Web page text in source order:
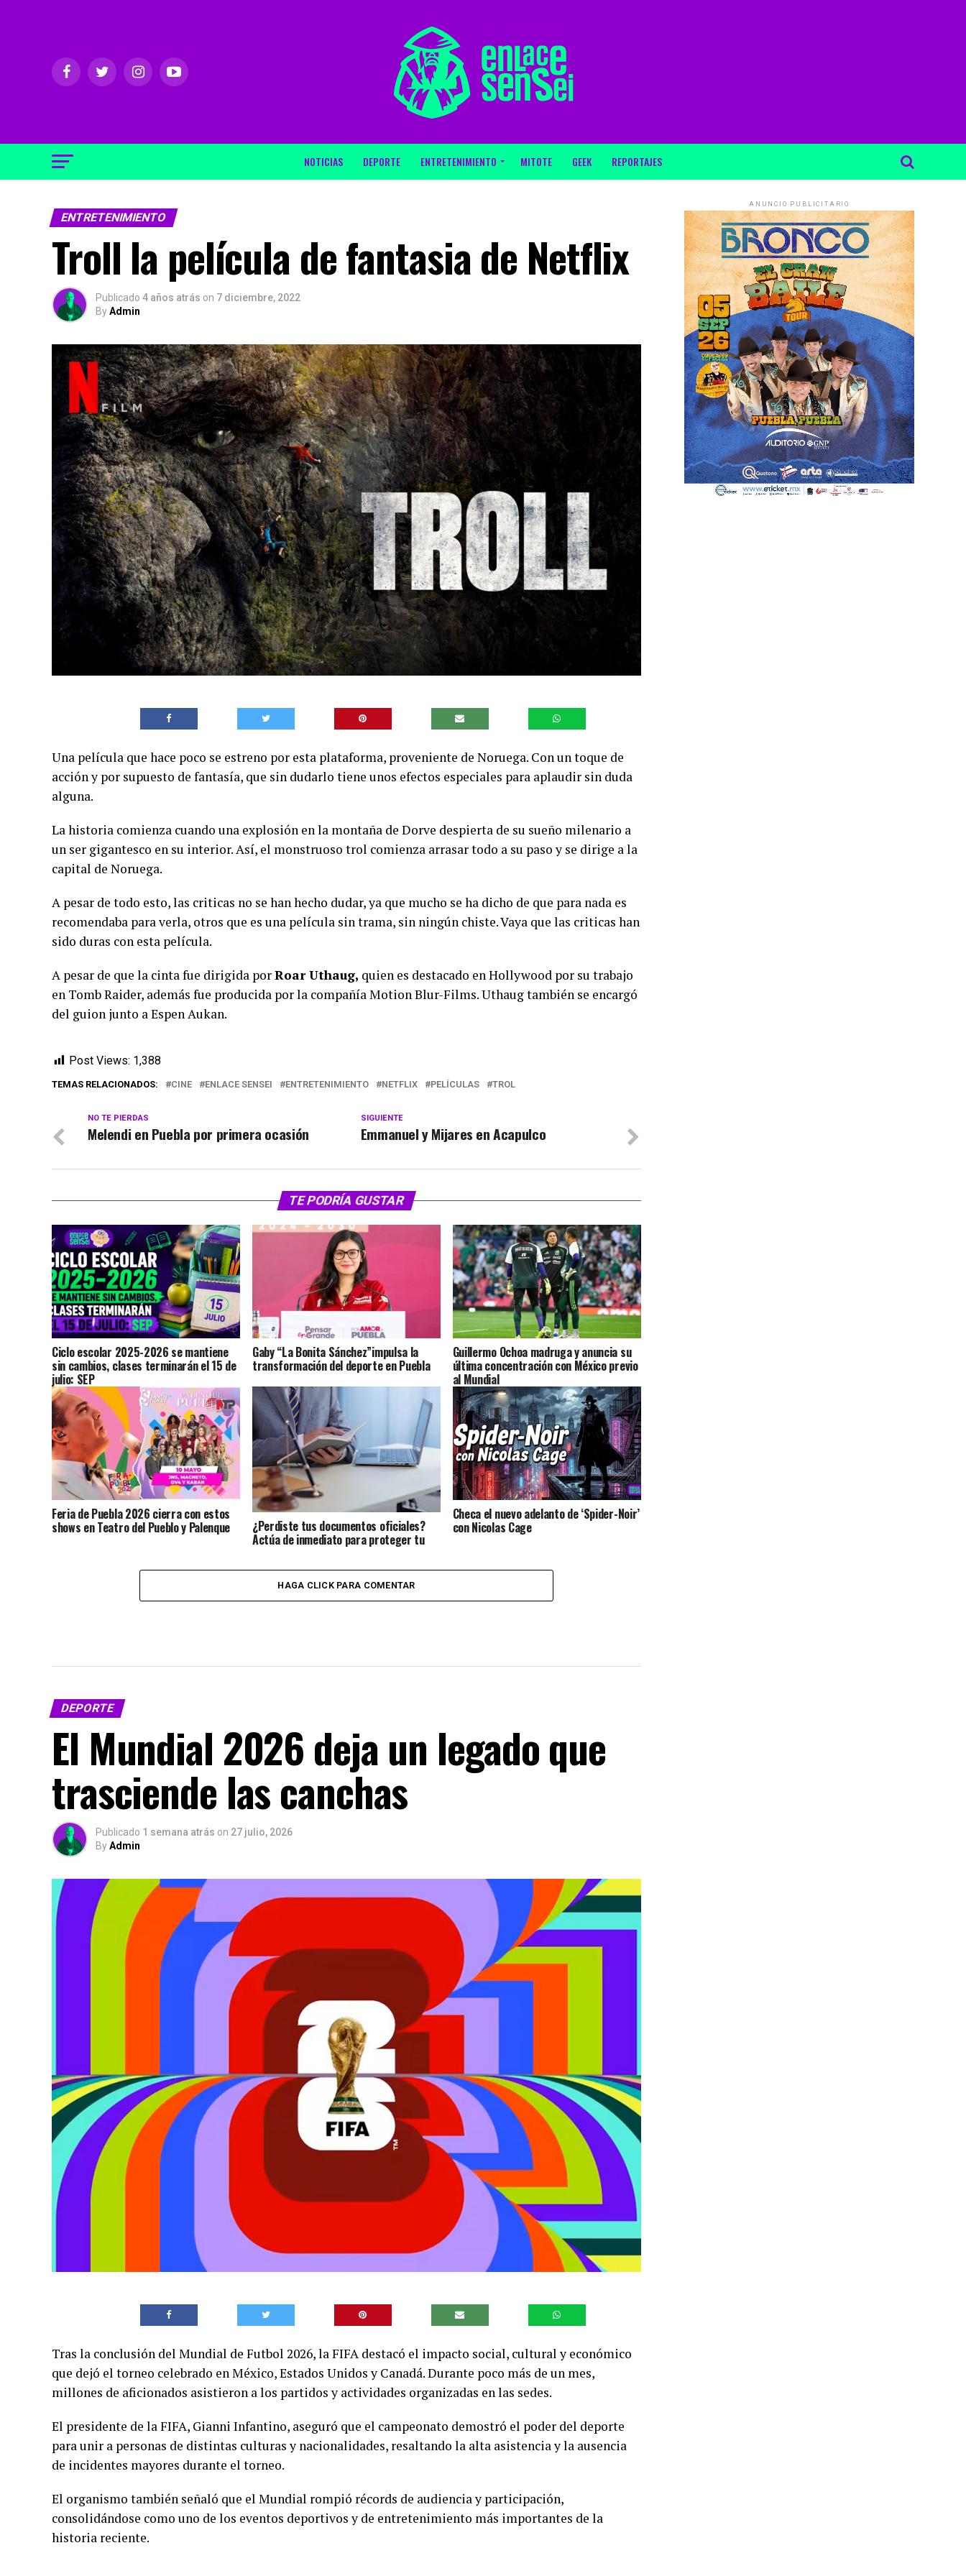
NOTICIAS DEPORTE ENTRETENIMIENTO MITOTE GEEK REPORTAJES
ENTRETENIMIENTO
Troll la película de fantasia de Netflix
Publicado 4 años atrás on 7 diciembre, 2022
ByAdmin
Una película que hace poco se estreno por esta plataforma, proveniente de Noruega. Con un toque de
acción y por supuesto de fantasía, que sin dudarlo tiene unos efectos especiales para aplaudir sin duda
alguna.
La historia comienza cuando una explosión en la montaña de Dorve despierta de su sueño milenario a
un ser gigantesco en su interior. Así, el monstruoso trol comienza arrasar todo a su paso y se dirige a la
capital de Noruega.
A pesar de todo esto, las criticas no se han hecho dudar, ya que mucho se ha dicho de que para nada es
recomendaba para verla, otros que es una película sin trama, sin ningún chiste. Vaya que las criticas han
sido duras con esta película.
A pesar de que la cinta fue dirigida porRoar Uthaug, quien es destacado en Hollywood por su trabajo
en Tomb Raider, además fue producida por la compañía Motion Blur-Films. Uthaug también se encargó
del guion junto a Espen Aukan.
Post Views: 1,388
TEMAS RELACIONADOS: CINE ENLACE SENSEI ENTRETENIMIENTO NETFLIX PELÍCULAS TROL
SIGUIENTE
Emmanuel y Mijares en Acapulco
NO TE PIERDAS
Melendi en Puebla por primera ocasión
TE PODRÍA GUSTAR
Ciclo escolar 2025-2026 se mantiene
sin cambios, clases terminarán el 15 de
julio: SEP
Gaby “La Bonita Sánchez”impulsa la
transformación del deporte en Puebla
Guillermo Ochoa madruga y anuncia su
última concentración con México previo
al Mundial
Feria de Puebla 2026 cierra con estos
shows en Teatro del Pueblo y Palenque ¿Perdiste tus documentos oficiales?
Actúa de inmediato para proteger tu
Checa el nuevo adelanto de ‘Spider-Noir’
con Nicolas Cage
HAGA CLICK PARA COMENTAR
DEPORTE
El Mundial 2026 deja un legado que
trasciende las canchas
Publicado 1 semana atrás on 27 julio, 2026
ByAdmin
Tras la conclusión del Mundial de Futbol 2026, la FIFA destacó el impacto social, cultural y económico
que dejó el torneo celebrado en México, Estados Unidos y Canadá. Durante poco más de un mes,
millones de aficionados asistieron a los partidos y actividades organizadas en las sedes.
El presidente de la FIFA, Gianni Infantino, aseguró que el campeonato demostró el poder del deporte
para unir a personas de distintas culturas y nacionalidades, resaltando la alta asistencia y la ausencia
de incidentes mayores durante el torneo.
El organismo también señaló que el Mundial rompió récords de audiencia y participación,
consolidándose como uno de los eventos deportivos y de entretenimiento más importantes de la
historia reciente.
ANUNCIO PUBLICITARIO